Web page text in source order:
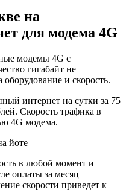
на
для модема 4G
модемы 4G с
гигабайт не
оборудование и скорость.
интернет на сутки за 75
Скорость трафика в
4G модема.
в любой момент и
оплаты за месяц
скорости приведет к